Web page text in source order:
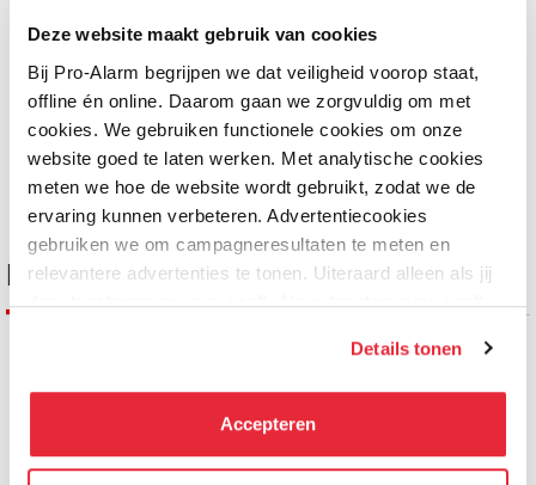
Deze website maakt gebruik van cookies
Bij Pro-Alarm begrijpen we dat veiligheid voorop staat,
offline én online. Daarom gaan we zorgvuldig om met
cookies. We gebruiken functionele cookies om onze
website goed te laten werken. Met analytische cookies
meten we hoe de website wordt gebruikt, zodat we de
ervaring kunnen verbeteren. Advertentiecookies
gebruiken we om campagneresultaten te meten en
relevantere advertenties te tonen. Uiteraard alleen als jij
daar toestemming voor geeft. Als je toestemming geeft,
kunnen deze gegevens combineren met informatie die zij
hebben verzameld via het gebruik van hun diensten. Je
kunt alle cookies accepteren, alleen noodzakelijke
Details tonen
Accepteren
158,95 49,50
Binnenposten